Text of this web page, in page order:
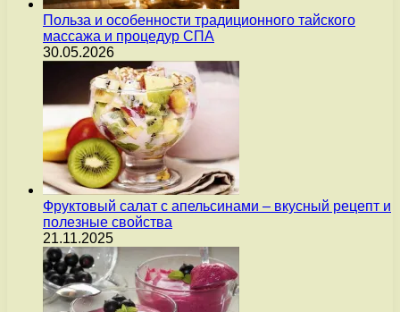
Польза и особенности традиционного тайского
массажа и процедур СПА
30.05.2026
Фруктовый салат с апельсинами – вкусный рецепт и
полезные свойства
21.11.2025